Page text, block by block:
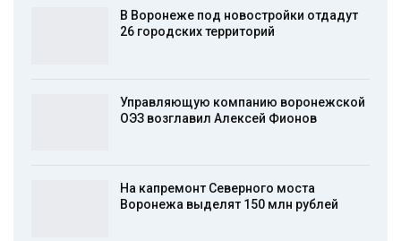
В Воронеже под новостройки отдадут
26 городских территорий
Управляющую компанию воронежской
ОЭЗ возглавил Алексей Фионов
На капремонт Северного моста
Воронежа выделят 150 млн рублей